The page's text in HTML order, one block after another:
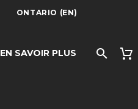
ONTARIO (EN)
EN SAVOIR PLUS